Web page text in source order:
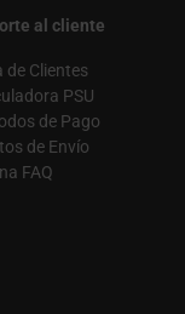
al cliente
de Clientes
PSU
de Pago
de Envío
FAQ